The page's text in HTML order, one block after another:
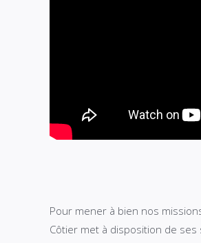
Pour mener à bien nos
Côtier met à disposition de